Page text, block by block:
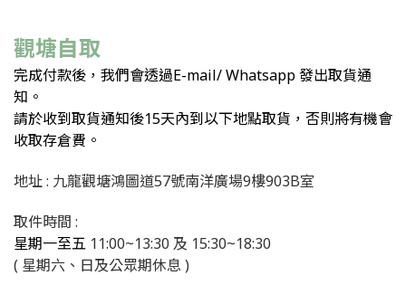
觀塘自取
完成付款後，我們會透過E-mail/ Whatsapp 發出取貨通
知。
請於收到取貨通知後15天內到以下地點取貨，否則將有機會
收取存倉費。
地址 : 九龍觀塘鴻圖道57號南洋廣場9樓903B室
取件時間 :
星期一至五 11:00~13:30 及 15:30~18:30
( 星期六、日及公眾期休息 )